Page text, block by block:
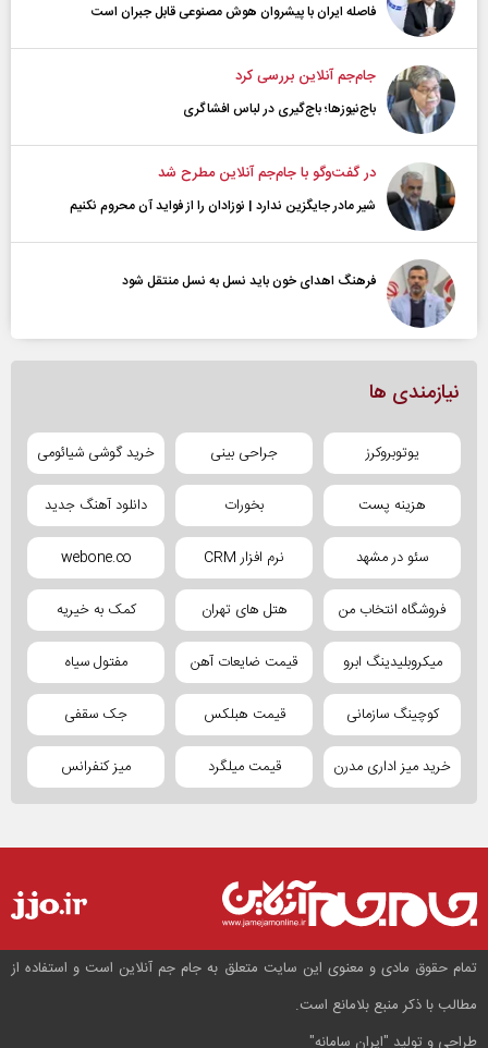
فاصله ایران با پیشرو‌ان هوش مصنوعی قابل جبران است
جام‌جم آنلاین بررسی کرد
باج‌نیوزها؛ باج‌گیری در لباس افشاگری
در گفت‌و‌گو با جام‌جم آنلاین مطرح شد
شیر مادر جایگزین ندارد | نوزادان را از فواید آن محروم نکنیم
فرهنگ اهدای خون باید نسل به نسل منتقل شود
نیازمندی ها
یوتوبروکرز جراحی بینی خرید گوشی شیائومی
هزینه پست بخورات دانلود آهنگ جدید
سئو در مشهد نرم افزار CRM webone.co
فروشگاه انتخاب من هتل های تهران کمک به خیریه
میکروبلیدینگ ابرو قیمت ضایعات آهن مفتول سیاه
کوچینگ سازمانی قیمت هبلکس جک سقفی
خرید میز اداری مدرن قیمت میلگرد میز کنفرانس
تمام حقوق مادی و معنوی این سایت متعلق به جام جم آنلاین است و استفاده از
مطالب با ذکر منبع بلامانع است.
طراحی و تولید "ایران سامانه"